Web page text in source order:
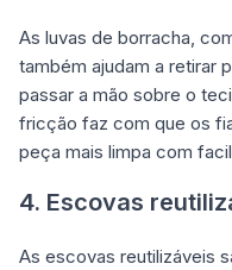
As luvas de borracha,
também ajudam a retirar
passar a mão sobre o
fricção faz com que os
peça mais limpa com
4. Escovas
As escovas reutilizáveis